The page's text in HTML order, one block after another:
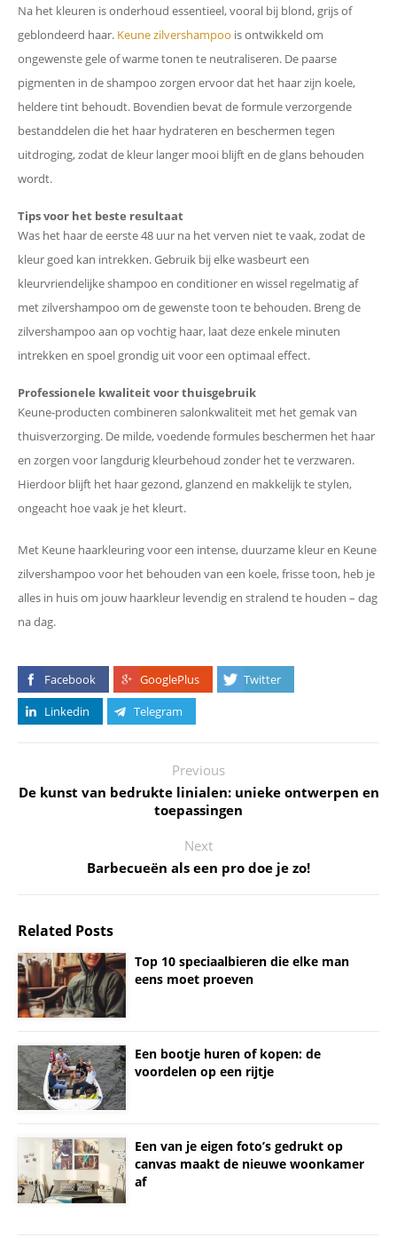
Na het kleuren is onderhoud essentieel, vooral bij blond, grijs of
geblondeerd haar. Keune zilvershampoo is ontwikkeld om
ongewenste gele of warme tonen te neutraliseren. De paarse
pigmenten in de shampoo zorgen ervoor dat het haar zijn koele,
heldere tint behoudt. Bovendien bevat de formule verzorgende
bestanddelen die het haar hydrateren en beschermen tegen
uitdroging, zodat de kleur langer mooi blijft en de glans behouden
wordt.
Tips voor het beste resultaat
Was het haar de eerste 48 uur na het verven niet te vaak, zodat de
kleur goed kan intrekken. Gebruik bij elke wasbeurt een
kleurvriendelijke shampoo en conditioner en wissel regelmatig af
met zilvershampoo om de gewenste toon te behouden. Breng de
zilvershampoo aan op vochtig haar, laat deze enkele minuten
intrekken en spoel grondig uit voor een optimaal effect.
Professionele kwaliteit voor thuisgebruik
Keune-producten combineren salonkwaliteit met het gemak van
thuisverzorging. De milde, voedende formules beschermen het haar
en zorgen voor langdurig kleurbehoud zonder het te verzwaren.
Hierdoor blijft het haar gezond, glanzend en makkelijk te stylen,
ongeacht hoe vaak je het kleurt.
Met Keune haarkleuring voor een intense, duurzame kleur en Keune
zilvershampoo voor het behouden van een koele, frisse toon, heb je
alles in huis om jouw haarkleur levendig en stralend te houden – dag
na dag.
Facebook GooglePlus
Twitter
Linkedin
Telegram
Previous
De kunst van bedrukte linialen: unieke ontwerpen en
toepassingen
Next
Barbecueën als een pro doe je zo!
Related Posts
Top 10 speciaalbieren die elke man
eens moet proeven
Een bootje huren of kopen: de
voordelen op een rijtje
Een van je eigen foto’s gedrukt op
canvas maakt de nieuwe woonkamer
af